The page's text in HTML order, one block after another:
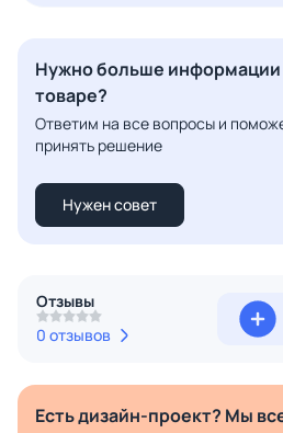
Нужно больше информации
товаре?
Ответим на все вопросы и
принять решение
Нужен совет
Отзывы
0 отзывов
Есть дизайн-проект? Мы